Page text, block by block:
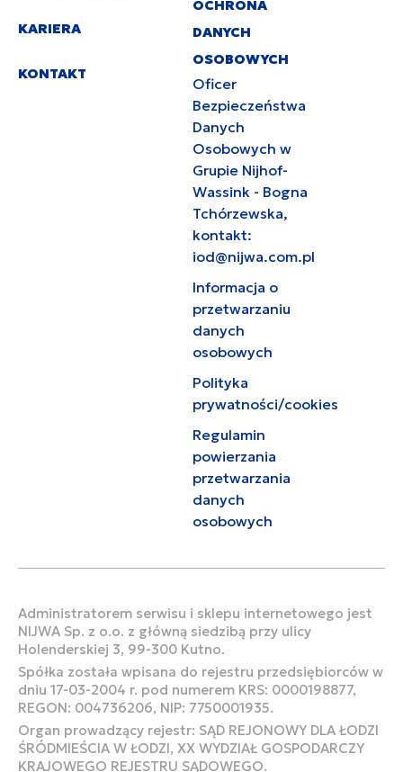
KARIERA
KONTAKT
OCHRONA
DANYCH
OSOBOWYCH
Oficer
Bezpieczeństwa
Danych
Osobowych w
Grupie Nijhof-
Wassink - Bogna
Tchórzewska,
kontakt:
iod@nijwa.com.pl
Informacja o
przetwarzaniu
danych
osobowych
Polityka
prywatności/cookies
Regulamin
powierzania
przetwarzania
danych
osobowych
Administratorem serwisu i sklepu internetowego jest
NIJWA Sp. z o.o. z główną siedzibą przy ulicy
Holenderskiej 3, 99-300 Kutno.
Spółka została wpisana do rejestru przedsiębiorców w
dniu 17-03-2004 r. pod numerem KRS: 0000198877,
REGON: 004736206, NIP: 7750001935.
Organ prowadzący rejestr: SĄD REJONOWY DLA ŁODZI
ŚRÓDMIEŚCIA W ŁODZI, XX WYDZIAŁ GOSPODARCZY
KRAJOWEGO REJESTRU SĄDOWEGO.